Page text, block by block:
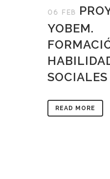
06 FEB
YOBEM.
SOCIALES
READ MORE